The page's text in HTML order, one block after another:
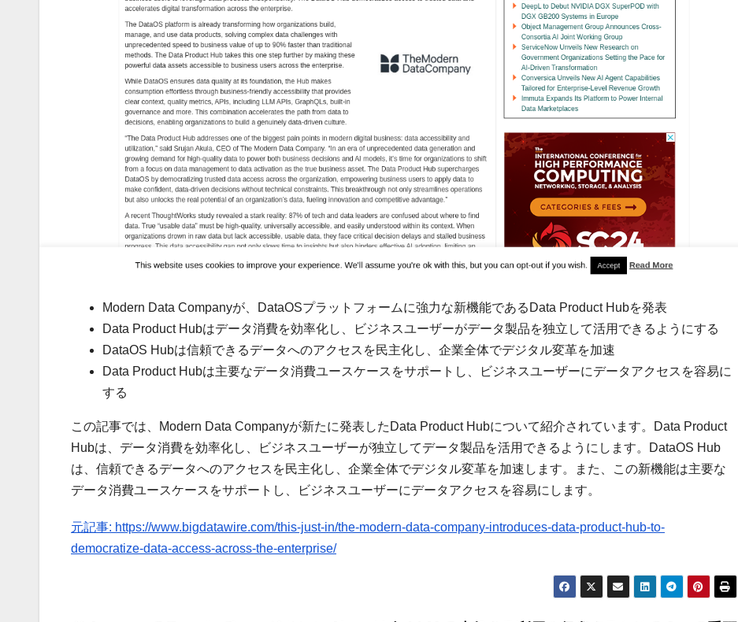
Modern Data Companyが、DataOSプラットフォームに強力な新機能であるData Product Hubを発表
Data Product Hubはデータ消費を効率化し、ビジネスユーザーがデータ製品を独立して活用できるようにする
DataOS Hubは信頼できるデータへのアクセスを民主化し、企業全体でデジタル変革を加速
Data Product Hubは主要なデータ消費ユースケースをサポートし、ビジネスユーザーにデータアクセスを容易に
する
この記事では、Modern Data Companyが新たに発表したData Product Hubについて紹介されています。Data Product
Hubは、データ消費を効率化し、ビジネスユーザーが独立してデータ製品を活用できるようにします。DataOS Hub
は、信頼できるデータへのアクセスを民主化し、企業全体でデジタル変革を加速します。また、この新機能は主要な
データ消費ユースケースをサポートし、ビジネスユーザーにデータアクセスを容易にします。
元記事: https://www.bigdatawire.com/this-just-in/the-modern-data-company-introduces-data-product-hub-to-
democratize-data-access-across-the-enterprise/